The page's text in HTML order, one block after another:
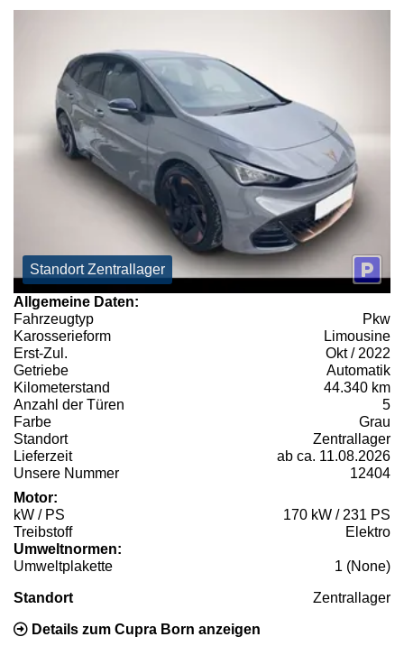
Standort Zentrallager
Allgemeine Daten:
Fahrzeugtyp
Pkw
Karosserieform
Limousine
Erst-Zul.
Okt / 2022
Getriebe
Automatik
Kilometerstand
44.340 km
Anzahl der Türen
5
Farbe
Grau
Standort
Zentrallager
Lieferzeit
ab ca. 11.08.2026
Unsere Nummer
12404
Motor:
kW / PS
170 kW / 231 PS
Treibstoff
Elektro
Umweltnormen:
Umweltplakette
1 (None)
Standort Zentrallager
Details zum Cupra Born anzeigen